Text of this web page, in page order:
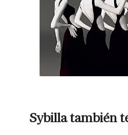
Sybilla también